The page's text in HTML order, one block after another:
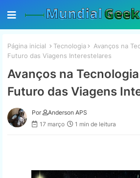
Página inicial Tecnologia
Avanços na
Futuro das Viagens Interestelares
Avanços na
Futuro das Viagens
Por
Anderson APS
17 março
1 min de leitura